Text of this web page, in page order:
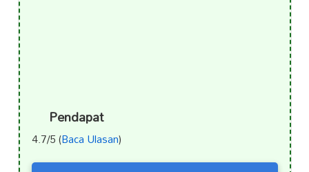
Pendapat
4.7/5 (Baca Ulasan)